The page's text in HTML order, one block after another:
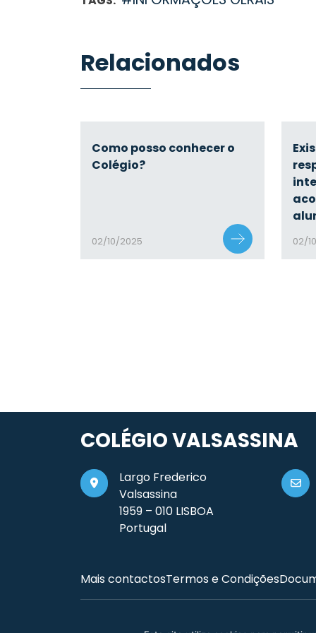
Relacionados
Como posso conhecer o
Colégio?
02/10/2025 02/
COLÉGIO VALSASSINA
Largo Frederico
Valsassina
1959 – 010 LISBOA
Portugal
Mais contactosTermos e Condições